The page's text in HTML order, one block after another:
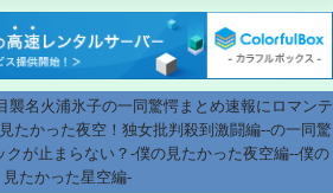
襲名火浦氷子の一同驚愕まとめ速報にロマンテ
たかった夜空！独女批判殺到激闘編--の一同驚
が止まらない？-僕の見たかった夜空編--僕の
見たかった星空編-